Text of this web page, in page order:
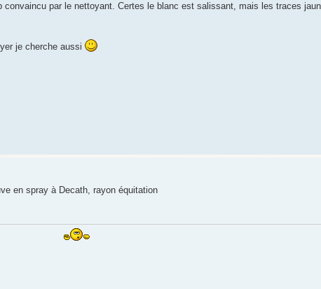
par le nettoyant. Certes le blanc est salissant, mais les traces
je cherche aussi
en spray à Decath, rayon équitation